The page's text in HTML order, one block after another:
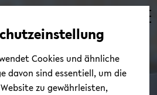
Automatische
vermeiden
zum
wechseln
zum
wechseln
zum
wechseln
Cookies und ähnliche
davon sind essentiell, um die
zu gewährleisten,